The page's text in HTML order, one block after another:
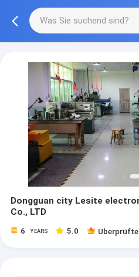
Dongguan city Lesite
Co., LTD
6 YEARS 5.0